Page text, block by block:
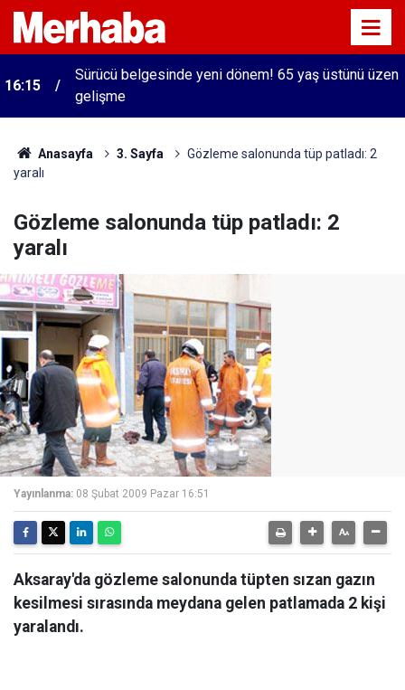
16:15
Sürücü belgesinde yeni dönem! 65 yaş üstünü üzen
gelişme
Anasayfa 3. Sayfa
Gözleme salonunda tüp patladı: 2
yaralı
Gözleme salonunda tüp patladı: 2
yaralı
Yayınlanma: 08 Şubat 2009 Pazar 16:51
Aksaray'da gözleme salonunda tüpten sızan gazın
kesilmesi sırasında meydana gelen patlamada 2 kişi
yaralandı.